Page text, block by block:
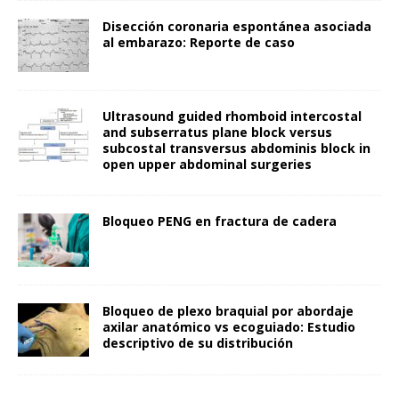
Disección coronaria espontánea asociada
al embarazo: Reporte de caso
Ultrasound guided rhomboid intercostal
and subserratus plane block versus
subcostal transversus abdominis block in
open upper abdominal surgeries
Bloqueo PENG en fractura de cadera
Bloqueo de plexo braquial por abordaje
axilar anatómico vs ecoguiado: Estudio
descriptivo de su distribución